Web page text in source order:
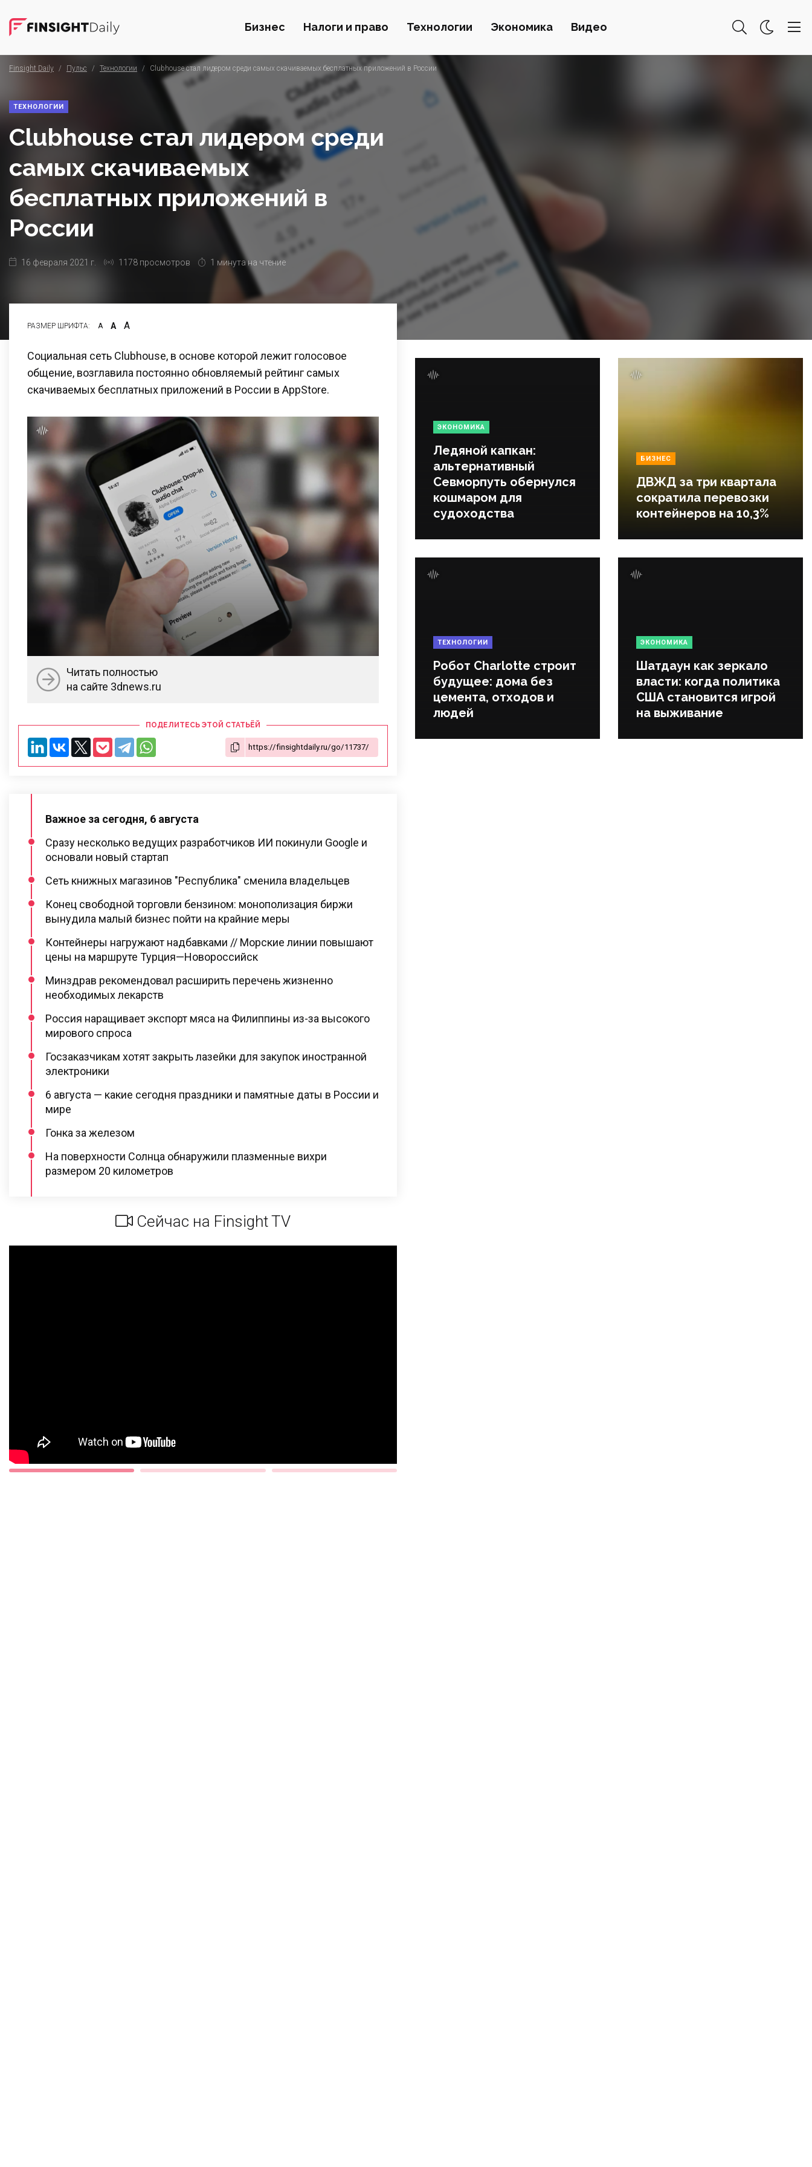
Бизнес Налоги и право Технологии Экономика Видео
Finsight Daily / Пульс / Технологии / Clubhouse стал лидером среди самых скачиваемых бесплатных приложений в России
ТЕХНОЛОГИИ
Clubhouse стал лидером среди
самых скачиваемых
бесплатных приложений в
России
16 февраля 2021 г. 1178 просмотров 1 минута на чтение
РАЗМЕР ШРИФТА: А А А
Социальная сеть Clubhouse, в основе которой лежит голосовое
общение, возглавила постоянно обновляемый рейтинг самых
скачиваемых бесплатных приложений в России в AppStore.
Читать полностью
на сайте 3dnews.ru
ПОДЕЛИТЕСЬ ЭТОЙ СТАТЬЁЙ
Важное за сегодня, 6 августа
Сразу несколько ведущих разработчиков ИИ покинули Google и
основали новый стартап
Сеть книжных магазинов "Республика" сменила владельцев
Конец свободной торговли бензином: монополизация биржи
вынудила малый бизнес пойти на крайние меры
Контейнеры нагружают надбавками // Морские линии повышают
цены на маршруте Турция—Новороссийск
Минздрав рекомендовал расширить перечень жизненно
необходимых лекарств
Россия наращивает экспорт мяса на Филиппины из-за высокого
мирового спроса
Госзаказчикам хотят закрыть лазейки для закупок иностранной
электроники
6 августа — какие сегодня праздники и памятные даты в России и
мире
Гонка за железом
На поверхности Солнца обнаружили плазменные вихри
размером 20 километров
Сейчас на Finsight TV
ЭКОНОМИКА
Ледяной капкан:
альтернативный
Севморпуть обернулся
кошмаром для
судоходства
БИЗНЕС
ДВЖД за три квартала
сократила перевозки
контейнеров на 10,3%
ТЕХНОЛОГИИ
Робот Charlotte строит
будущее: дома без
цемента, отходов и
людей
ЭКОНОМИКА
Шатдаун как зеркало
власти: когда политика
США становится игрой
на выживание